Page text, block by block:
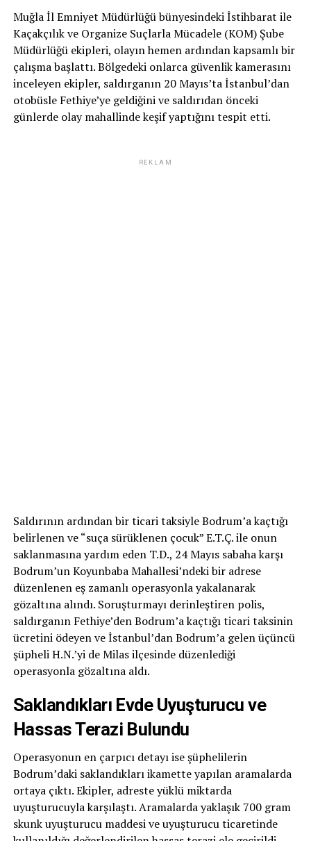
Muğla İl Emniyet Müdürlüğü bünyesindeki İstihbarat ile
Kaçakçılık ve Organize Suçlarla Mücadele (KOM) Şube
Müdürlüğü ekipleri, olayın hemen ardından kapsamlı bir
çalışma başlattı. Bölgedeki onlarca güvenlik kamerasını
inceleyen ekipler, saldırganın 20 Mayıs’ta İstanbul’dan
otobüsle Fethiye’ye geldiğini ve saldırıdan önceki
günlerde olay mahallinde keşif yaptığını tespit etti.
REKLAM
Saldırının ardından bir ticari taksiyle Bodrum’a kaçtığı
belirlenen ve “suça sürüklenen çocuk” E.T.Ç. ile onun
saklanmasına yardım eden T.D., 24 Mayıs sabaha karşı
Bodrum’un Koyunbaba Mahallesi’ndeki bir adrese
düzenlenen eş zamanlı operasyonla yakalanarak
gözaltına alındı. Soruşturmayı derinleştiren polis,
saldırganın Fethiye’den Bodrum’a kaçtığı ticari taksinin
ücretini ödeyen ve İstanbul’dan Bodrum’a gelen üçüncü
şüpheli H.N.’yi de Milas ilçesinde düzenlediği
operasyonla gözaltına aldı.
Saklandıkları Evde Uyuşturucu ve
Hassas Terazi Bulundu
Operasyonun en çarpıcı detayı ise şüphelilerin
Bodrum’daki saklandıkları ikamette yapılan aramalarda
ortaya çıktı. Ekipler, adreste yüklü miktarda
uyuşturucuyla karşılaştı. Aramalarda yaklaşık 700 gram
skunk uyuşturucu maddesi ve uyuşturucu ticaretinde